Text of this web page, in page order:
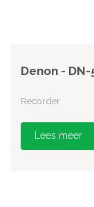
Denon -
Recorder
Lees meer